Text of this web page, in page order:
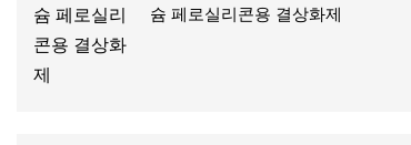
슘 페로실리콘용 결상화제